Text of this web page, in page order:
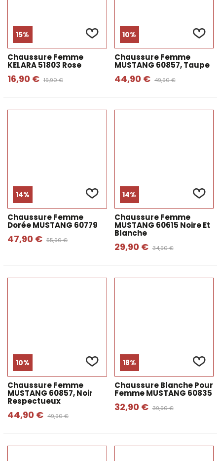
15%
Chaussure Femme
KELARA 51803 Rose
16,90 € 19,90 €
10%
Chaussure Femme
MUSTANG 60857, Taupe
44,90 € 49,90 €
14%
Chaussure Femme
Dorée MUSTANG 60779
47,90 € 55,90 €
14%
Chaussure Femme
MUSTANG 60615 Noire Et
Blanche
29,90 € 34,90 €
10%
Chaussure Femme
MUSTANG 60857, Noir
Respectueux
44,90 € 49,90 €
18%
Chaussure Blanche Pour
Femme MUSTANG 60835
32,90 € 39,90 €